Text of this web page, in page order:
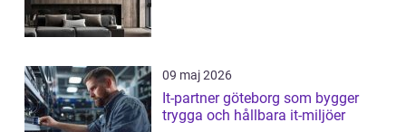
09 maj 2026
It-partner göteborg som bygger
trygga och hållbara it-miljöer